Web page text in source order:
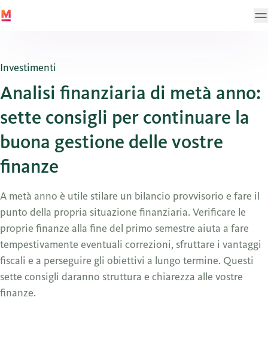
Investimenti
Analisi finanziaria di metà anno:
sette consigli per continuare la
buona gestione delle vostre
finanze
A metà anno è utile stilare un bilancio provvisorio e fare il
punto della propria situazione finanziaria. Verificare le
proprie finanze alla fine del primo semestre aiuta a fare
tempestivamente eventuali correzioni, sfruttare i vantaggi
fiscali e a perseguire gli obiettivi a lungo termine. Questi
sette consigli daranno struttura e chiarezza alle vostre
finanze.